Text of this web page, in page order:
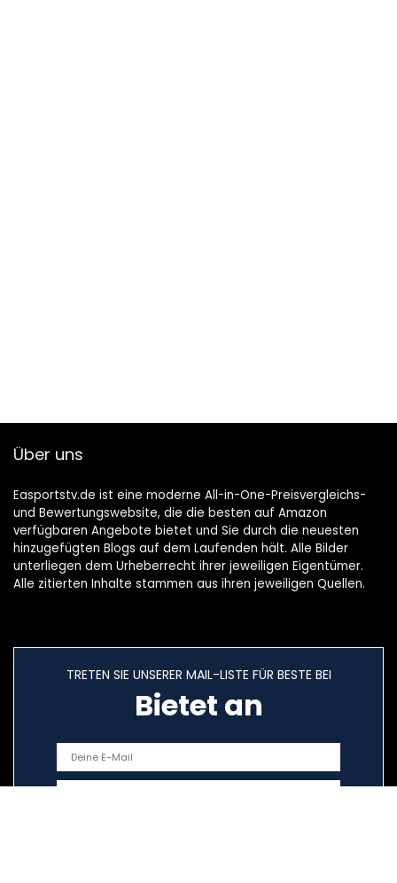
Über uns
Easportstv.de ist eine moderne All-in-One-Preisvergleichs-
und Bewertungswebsite, die die besten auf Amazon
verfügbaren Angebote bietet und Sie durch die neuesten
hinzugefügten Blogs auf dem Laufenden hält. Alle Bilder
unterliegen dem Urheberrecht ihrer jeweiligen Eigentümer.
Alle zitierten Inhalte stammen aus ihren jeweiligen Quellen.
TRETEN SIE UNSERER MAIL-LISTE FÜR BESTE BEI
Bietet an